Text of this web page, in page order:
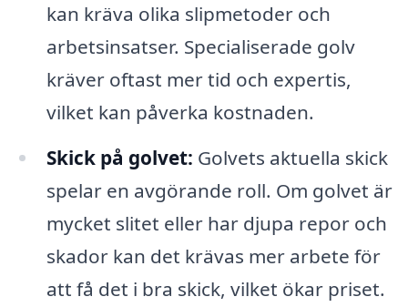
kan kräva olika slipmetoder och
arbetsinsatser. Specialiserade golv
kräver oftast mer tid och expertis,
vilket kan påverka kostnaden.
Skick på golvet: Golvets aktuella skick
spelar en avgörande roll. Om golvet är
mycket slitet eller har djupa repor och
skador kan det krävas mer arbete för
att få det i bra skick, vilket ökar priset.